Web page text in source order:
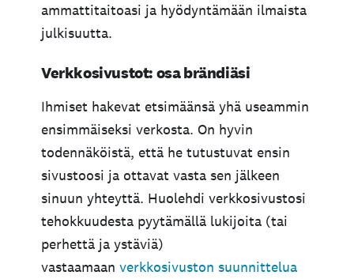
ammattitaitoasi ja hyödyntämään ilmaista
julkisuutta.
Verkkosivustot: osa brändiäsi
Ihmiset hakevat etsimäänsä yhä useammin
ensimmäiseksi verkosta. On hyvin
todennäköistä, että he tutustuvat ensin
sivustoosi ja ottavat vasta sen jälkeen
sinuun yhteyttä. Huolehdi verkkosivustosi
tehokkuudesta pyytämällä lukijoita (tai
perhettä ja ystäviä)
vastaamaan verkkosivuston suunnittelua